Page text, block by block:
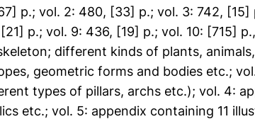
p.; vol. 2: 480, [33] p.; vol. 3: 742, [15]
p.; vol. 9: 436, [19] p.; vol. 10: [715]
different kinds of plants,
geometric forms and bodies etc.;
types of pillars, archs etc.); vol. 4:
etc.; vol. 5: appendix containing 11